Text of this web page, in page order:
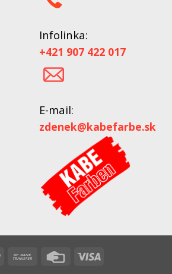
Infolinka:
+421 907 422 017
E-mail:
zdenek@kabefarbe.sk
Apple
Bank
Credit